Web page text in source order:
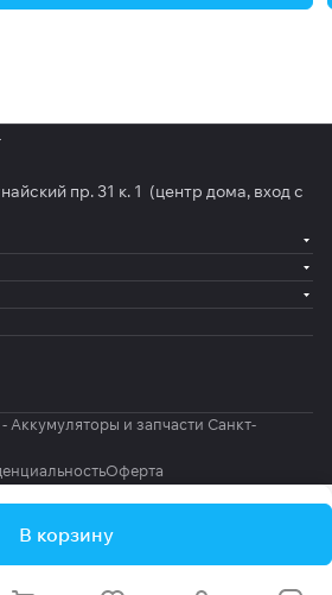
В корзину
пр. 31 к. 1 (центр дома, вход с
и запчасти Санкт-
Оферта